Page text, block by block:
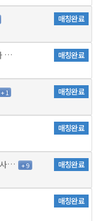
매칭완료
2세 5개월 남 주2회 언어치료사, 감각통합치료사 홈티.. 매칭완료
+ 1 매칭완료
매칭완료
82세 1개월 여 주1회 언어치료사, 인지학습치료사 홈.. + 9 매칭완료
매칭완료